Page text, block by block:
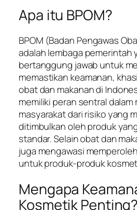
Apa itu BPOM?
BPOM (Badan Pengawas
adalah lembaga pemerintah
bertanggung jawab untuk
memastikan keamanan,
obat dan makanan di
memiliki peran sentral dalam
masyarakat dari risiko yang
ditimbulkan oleh produk
standar. Selain obat dan
juga mengawasi
untuk produk-produk
Mengapa
Kosmetik Penting?